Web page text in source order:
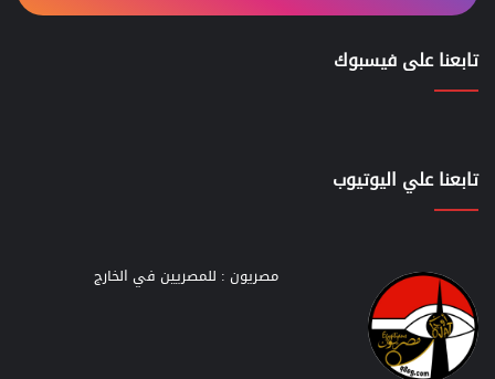
تابعنا على فيسبوك
تابعنا علي اليوتيوب
مصريون : للمصريين في الخارج